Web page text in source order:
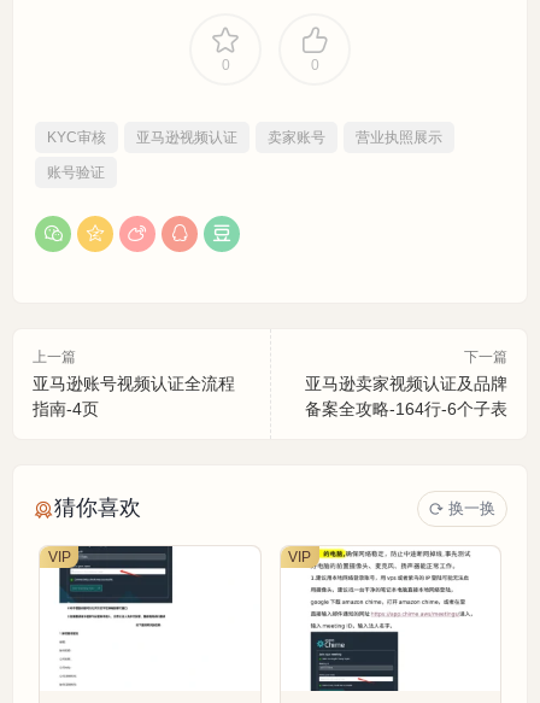
0 0
KYC审核 亚马逊视频认证 卖家账号 营业执照展示
账号验证
上一篇
亚马逊账号视频认证全流程
指南-4页
下一篇
亚马逊卖家视频认证及品牌
备案全攻略-164行-6个子表
猜你喜欢 换一换
VIP VIP